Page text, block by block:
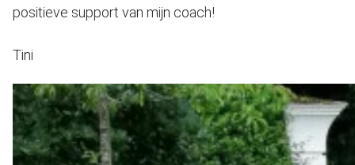
positieve support van mijn coach!
Tini